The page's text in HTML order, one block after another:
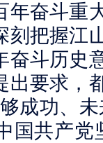
年奋斗
刻把握江
奋斗历史
出要求，
成功、
国共产